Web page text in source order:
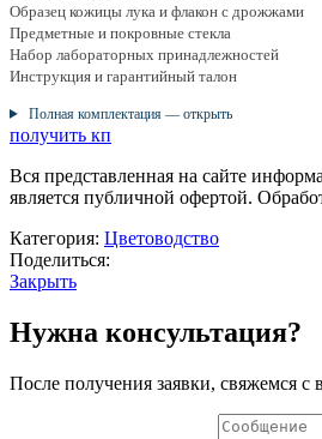
Образец кожицы лука и флакон с дрожжами
Предметные и покровные стекла
Набор лабораторных принадлежностей
Инструкция и гарантийный талон
Полная комплектация — открыть
получить кп
Вся представленная на сайте
является публичной офертой.
Категория: Цветоводство
Поделиться:
Закрыть
Нужна консультация?
После получения заявки, свяжемся